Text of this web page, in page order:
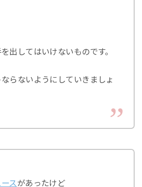
出してはいけないものです。
らないようにしていきましょ
ス があったけど